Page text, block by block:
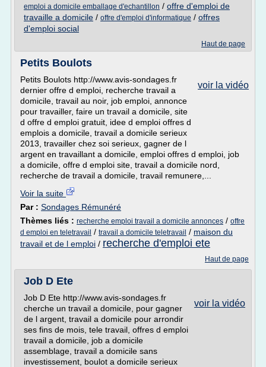
emploi a domicile emballage d'echantillon / offre d'emploi de
travaille a domicile / offre d'emploi d'informatique / offres
d'emploi social
Haut de page
Petits Boulots
voir la vidéo
Petits Boulots http://www.avis-sondages.fr
dernier offre d emploi, recherche travail a
domicile, travail au noir, job emploi, annonce
pour travailler, faire un travail a domicile, site
d offre d emploi gratuit, idee d emploi offres d
emplois a domicile, travail a domicile serieux
2013, travailler chez soi serieux, gagner de l
argent en travaillant a domicile, emploi offres d emploi, job
a domicile, offre d emploi site, travail a domicile nord,
recherche de travail a domicile, travail remunere,...
Voir la suite
Par : Sondages Rémunéré
Thèmes liés : recherche emploi travail a domicile annonces / offre
d emploi en teletravail / travail a domicile teletravail / maison du
travail et de l emploi / recherche d'emploi ete
Haut de page
Job D Ete
voir la vidéo
Job D Ete http://www.avis-sondages.fr
cherche un travail a domicile, pour gagner
de l argent, travail a domicile pour arrondir
ses fins de mois, tele travail, offres d emploi
travail a domicile, job a domicile
assemblage, travail a domicile sans
investissement, boulot a domicile serieux